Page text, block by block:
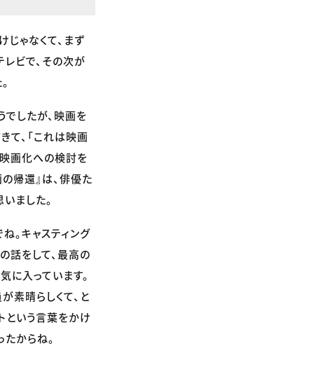
ゃなくて、まず
ビで、その次が
でしたが、映画を
て、「これは映画
画化への検討を
帰還』は、俳優た
ました。
。キャスティング
話をして、最高の
に入っています。
素晴らしくて、と
という言葉をかけ
からね。